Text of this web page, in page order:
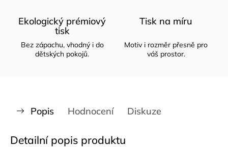
Ekologický prémiový
tisk
Bez zápachu, vhodný i do
dětských pokojů.
Tisk na míru
Motiv i rozměr přesně pro
váš prostor.
Popis Hodnocení Diskuze
Detailní popis produktu